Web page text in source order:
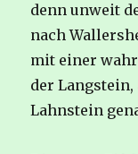
denn unweit
nach
mit einer
der
Lahnstein